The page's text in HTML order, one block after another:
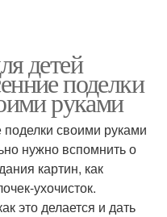
детей
поделки
руками
своими руками
нужно вспомнить о
картин, как
ухочисток.
это делается и дать